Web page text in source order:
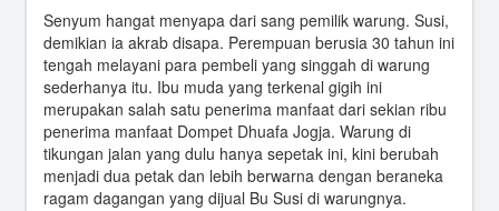
Senyum hangat menyapa dari sang pemilik warung. Susi,
demikian ia akrab disapa. Perempuan berusia 30 tahun ini
tengah melayani para pembeli yang singgah di warung
sederhanya itu. Ibu muda yang terkenal gigih ini
merupakan salah satu penerima manfaat dari sekian ribu
penerima manfaat Dompet Dhuafa Jogja. Warung di
tikungan jalan yang dulu hanya sepetak ini, kini berubah
menjadi dua petak dan lebih berwarna dengan beraneka
ragam dagangan yang dijual Bu Susi di warungnya.